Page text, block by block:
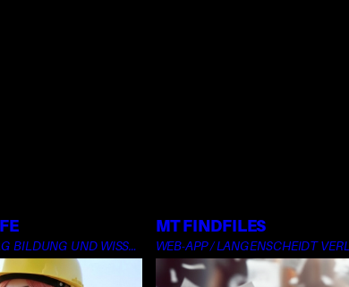
MOBILE-APP / BW VERLAG BILDUNG UND WISSEN
MT FINDFILES
WEB-APP / LANGENSCHEIDT